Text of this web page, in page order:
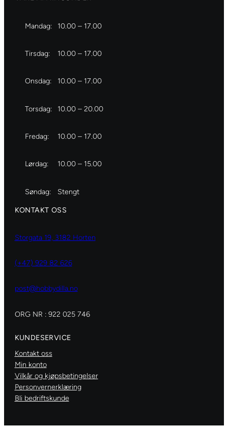
Mandag: 10.00 – 17.00
Tirsdag: 10.00 – 17.00
Onsdag: 10.00 – 17.00
Torsdag: 10.00 – 20.00
Fredag: 10.00 – 17.00
Lørdag: 10.00 – 15.00
Søndag: Stengt
KONTAKT OSS
Storgata 19, 3182 Horten
(+47) 929 82 626
post@hobbydilla.no
ORG NR : 922 025 746
KUNDESERVICE
Kontakt oss
Min konto
Vilkår og kjøpsbetingelser
Personvernerklæring
Bli bedriftskunde